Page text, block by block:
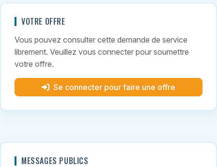
VOTRE OFFRE
Vous pouvez consulter cette demande de service
librement. Veuillez vous connecter pour soumettre
votre offre.
Se connecter pour faire une offre
MESSAGES PUBLICS